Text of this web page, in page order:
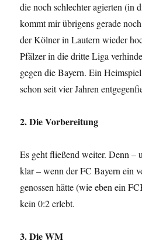
die noch schlechter agierten (in
kommt mir übrigens gerade
der Kölner in Lautern wieder
Pfälzer in die dritte Liga
gegen die Bayern. Ein
schon seit vier Jahren
2. Die Vorbereitung
Es geht fließend weiter. Denn –
klar – wenn der FC Bayern ein
genossen hätte (wie eben ein
kein 0:2 erlebt.
3. Die WM